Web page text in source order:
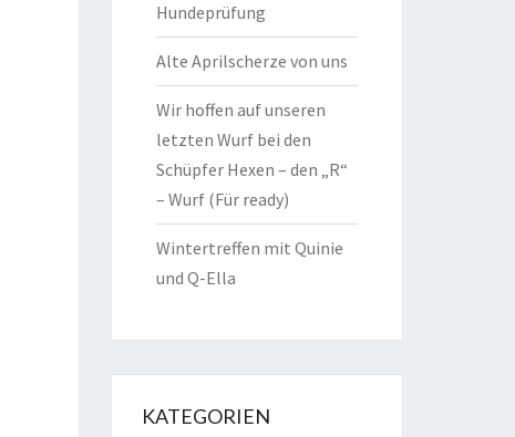
Hundeprüfung
Alte Aprilscherze von uns
Wir hoffen auf unseren
letzten Wurf bei den
Schüpfer Hexen – den „R“
– Wurf (Für ready)
Wintertreffen mit Quinie
und Q-Ella
KATEGORIEN